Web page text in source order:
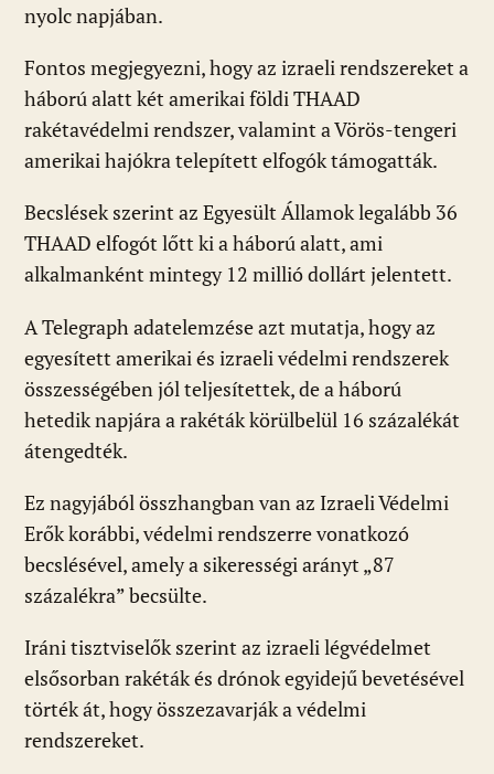
nyolc napjában.
Fontos megjegyezni, hogy az izraeli rendszereket a
háború alatt két amerikai földi THAAD
rakétavédelmi rendszer, valamint a Vörös-tengeri
amerikai hajókra telepített elfogók támogatták.
Becslések szerint az Egyesült Államok legalább 36
THAAD elfogót lőtt ki a háború alatt, ami
alkalmanként mintegy 12 millió dollárt jelentett.
A Telegraph adatelemzése azt mutatja, hogy az
egyesített amerikai és izraeli védelmi rendszerek
összességében jól teljesítettek, de a háború
hetedik napjára a rakéták körülbelül 16 százalékát
átengedték.
Ez nagyjából összhangban van az Izraeli Védelmi
Erők korábbi, védelmi rendszerre vonatkozó
becslésével, amely a sikerességi arányt „87
százalékra” becsülte.
Iráni tisztviselők szerint az izraeli légvédelmet
elsősorban rakéták és drónok egyidejű bevetésével
törték át, hogy összezavarják a védelmi
rendszereket.